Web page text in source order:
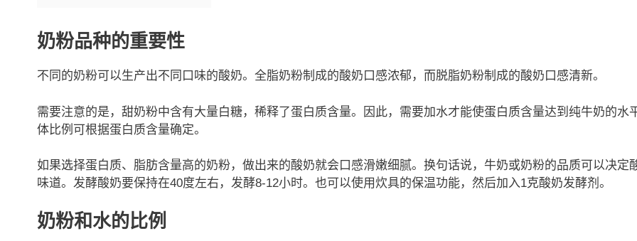
奶粉品种的重要性
不同的奶粉可以生产出不同口味的酸奶。全脂奶粉制成的酸奶口感浓郁，而脱脂奶粉制成的酸奶口感清新。
需要注意的是，甜奶粉中含有大量白糖，稀释了蛋白质含量。因此，需要加水才能使蛋白质含量达到纯牛奶的水
体比例可根据蛋白质含量确定。
如果选择蛋白质、脂肪含量高的奶粉，做出来的酸奶就会口感滑嫩细腻。换句话说，牛奶或奶粉的品质可以决定
味道。发酵酸奶要保持在40度左右，发酵8-12小时。也可以使用炊具的保温功能，然后加入1克酸奶发酵剂。
奶粉和水的比例